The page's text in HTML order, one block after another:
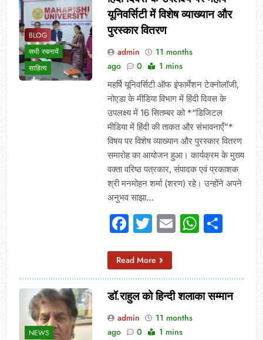
BLOG
सभी रचनायें
साहित्य
यूनिवर्सिटी में विशेष व्याख्यान और
पुरस्कार वितरण
admin
11 months
ago
0 1 mins
महर्षि यूनिवर्सिटी ऑफ इंफार्मेशन टेक्नोलॉजी,
नोएडा के मीडिया विभाग में हिंदी दिवस के
उपलक्ष्य में 16 सितम्बर को *“डिजिटल
मीडिया में हिंदी की ताकत और संभावनाएँ”*
विषय पर विशेष व्याख्यान और पुरस्कार वितरण
समारोह का आयोजन हुआ। कार्यक्रम के मुख्य
वक्ता वरिष्ठ पत्रकार, संपादक एवं प्रकाशक
श्री मनमोहन शर्मा (शरण) रहे। उन्होंने अपने
अनुभव साझा…
Facebook
Twitter
Email
Read More
NEWS
डॉ.राहुल को हिन्दी शलाका सम्मान
admin
11 months
ago
0 1 mins